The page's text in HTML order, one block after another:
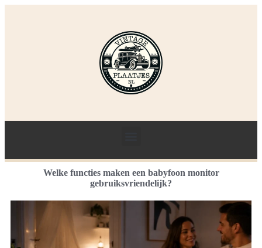
Welke functies maken een babyfoon monitor
gebruiksvriendelijk?